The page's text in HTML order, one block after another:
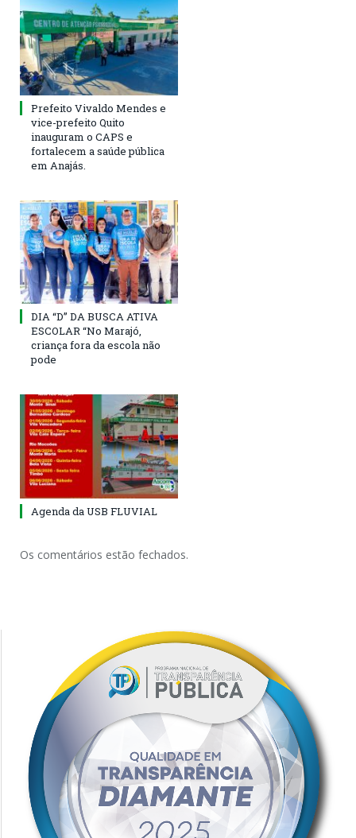
Prefeito Vivaldo Mendes e
vice-prefeito Quito
inauguram o CAPS e
fortalecem a saúde pública
em Anajás.
DIA “D” DA BUSCA ATIVA
ESCOLAR “No Marajó,
criança fora da escola não
pode
Agenda da USB FLUVIAL
Os comentários estão fechados.